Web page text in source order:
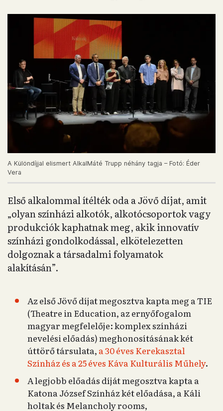
A Különdíjjal elismert AlkalMáté Trupp néhány tagja – Fotó: Éder
Vera
Első alkalommal ítélték oda a Jövő díjat, amit
„olyan színházi alkotók, alkotócsoportok vagy
produkciók kaphatnak meg, akik innovatív
színházi gondolkodással, elkötelezetten
dolgoznak a társadalmi folyamatok
alakításán”.
Az első Jövő díjat megosztva kapta meg a TIE
(Theatre in Education, az ernyőfogalom
magyar megfelelője: komplex színházi
nevelési előadás) meghonosításának két
úttörő társulata, a 30 éves Kerekasztal
Színház és a 25 éves Káva Kulturális Műhely.
A legjobb előadás díját megosztva kapta a
Katona József Színház két előadása, a Káli
holtak és Melancholy rooms,